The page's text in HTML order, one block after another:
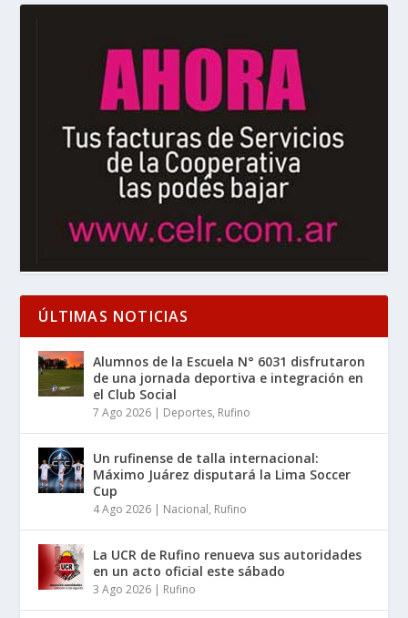
ÚLTIMAS NOTICIAS
Alumnos de la Escuela N° 6031 disfrutaron
de una jornada deportiva e integración en
el Club Social
7 Ago 2026 | Deportes, Rufino
Un rufinense de talla internacional:
Máximo Juárez disputará la Lima Soccer
Cup
4 Ago 2026 | Nacional, Rufino
La UCR de Rufino renueva sus autoridades
en un acto oficial este sábado
3 Ago 2026 | Rufino